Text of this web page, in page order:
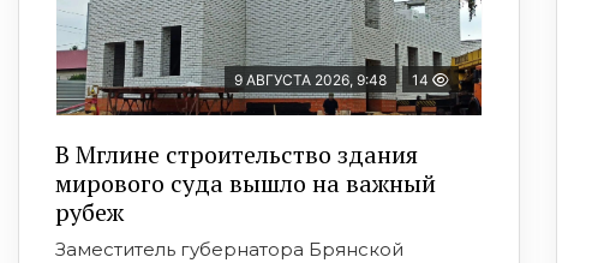
9 АВГУСТА 2026, 9:48 14
В Мглине строительство здания
мирового суда вышло на важный
рубеж
Заместитель губернатора Брянской